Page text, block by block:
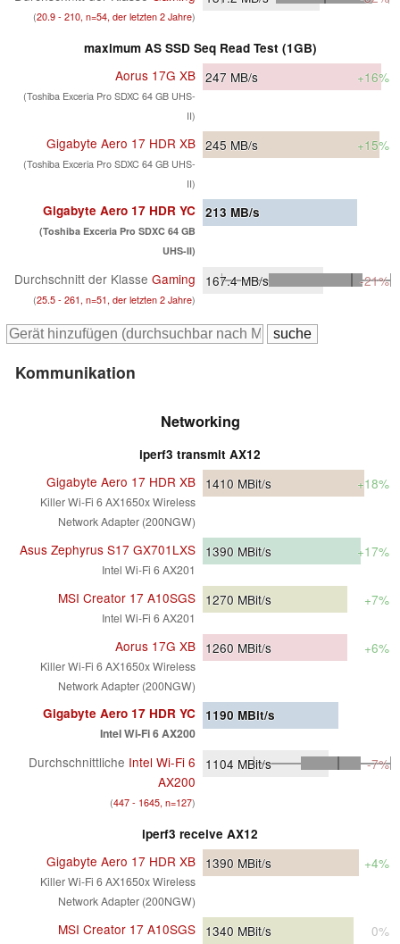
(20.9 - 210, n=54, der letzten 2 Jahre)
maximum AS SSD Seq Read Test (1GB)
Aorus 17G XB
(Toshiba Exceria Pro SDXC 64 GB UHS-
II)
247 MB/s +16%
Gigabyte Aero 17 HDR XB
(Toshiba Exceria Pro SDXC 64 GB UHS-
II)
245 MB/s +15%
Gigabyte Aero 17 HDR YC
(Toshiba Exceria Pro SDXC 64 GB
UHS-II)
213 MB/s
Durchschnitt der Klasse Gaming
(25.5 - 261, n=51, der letzten 2 Jahre)
167.4MB/s -21%
Kommunikation
Networking
iperf3 transmit AX12
Gigabyte Aero 17 HDR XB
Killer Wi-Fi 6 AX1650x Wireless
Network Adapter (200NGW)
1410 MBit/s +18%
Asus Zephyrus S17 GX701LXS
Intel Wi-Fi 6 AX201
1390 MBit/s +17%
MSI Creator 17 A10SGS
Intel Wi-Fi 6 AX201
1270 MBit/s +7%
Aorus 17G XB
Killer Wi-Fi 6 AX1650x Wireless
Network Adapter (200NGW)
1260 MBit/s +6%
Gigabyte Aero 17 HDR YC
Intel Wi-Fi 6 AX200
1190 MBit/s
Durchschnittliche Intel Wi-Fi 6
AX200
(447 - 1645, n=127)
1104 MBit/s -7%
iperf3 receive AX12
Gigabyte Aero 17 HDR XB
Killer Wi-Fi 6 AX1650x Wireless
Network Adapter (200NGW)
1390 MBit/s +4%
MSI Creator 17 A10SGS 1340 MBit/s 0%